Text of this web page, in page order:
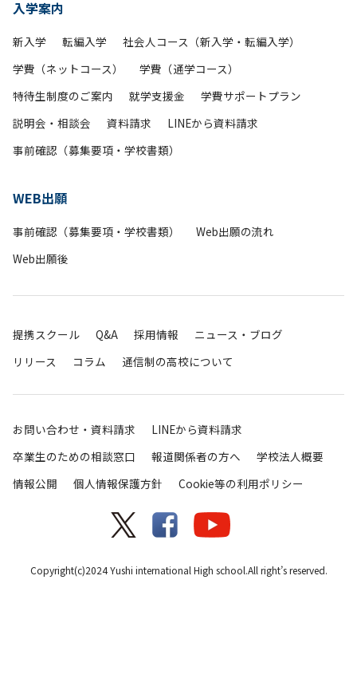
入学案内
新入学 転編入学
社会人コース（新入学・転編入学）
学費（ネットコース）
学費（通学コース）
特待生制度のご案内
就学支援金
学費サポートプラン
説明会・相談会
資料請求
LINEから資料請求
事前確認（募集要項・学校書類）
WEB出願
事前確認（募集要項・学校書類）
Web出願の流れ
Web出願後
提携スクール Q&A 採用情報
ニュース・ブログ
リリース
コラム 通信制の高校について
お問い合わせ・資料請求
LINEから資料請求
卒業生のための相談窓口
報道関係者の方へ
学校法人概要
情報公開
個人情報保護方針 Cookie等の利用ポリシー
Copyright(c)2024 Yushi international High school.All right’s reserved.